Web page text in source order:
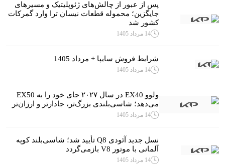
پس از عبور از چالش‌های ژئوپلیتیک و مسیرهای
جایگزین؛ محموله قطعات نیسان ترا وارد گمرکات
کشور شد
14 مرداد 1405
شرایط فروش سایپا + مرداد 1405
14 مرداد 1405
ولوو EX40 در سال ۲۰۲۷ جای خود را به EX50
می‌دهد؛ شاسی‌بلندی بزرگ‌تر، جادارتر و ارزان‌تر
14 مرداد 1405
نسل جدید آئودی Q8 تأیید شد؛ شاسی‌بلند کوپه
آلمانی با موتور V8 بازمی‌گردد
14 مرداد 1405